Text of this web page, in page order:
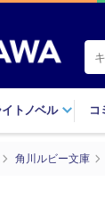
イトノベル コ
角川ルビー文庫